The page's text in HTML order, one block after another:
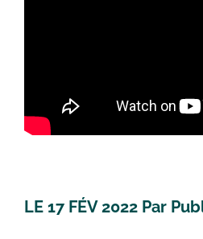
LE 17 FÉV 2022 Par